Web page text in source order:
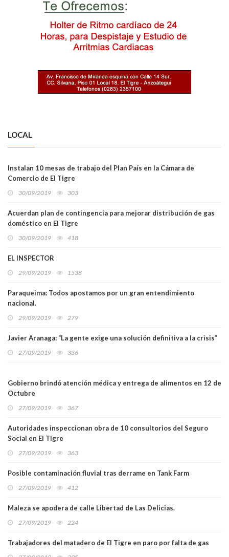
LOCAL
Instalan 10 mesas de trabajo del Plan País en la Cámara de
Comercio de El Tigre
30/09/2019 303
Acuerdan plan de contingencia para mejorar distribución de gas
doméstico en El Tigre
30/09/2019 418
EL INSPECTOR
29/09/2019 1538
Paraqueima: Todos apostamos por un gran entendimiento
nacional.
29/09/2019 279
Javier Aranaga: “La gente exige una solución definitiva a la crisis”
27/09/2019 336
Gobierno brindó atención médica y entrega de alimentos en 12 de
Octubre
27/09/2019 367
Autoridades inspeccionan obra de 10 consultorios del Seguro
Social en El Tigre
27/09/2019 363
Posible contaminación fluvial tras derrame en Tank Farm
27/09/2019 412
Maleza se apodera de calle Libertad de Las Delicias.
27/09/2019 224
Trabajadores del matadero de El Tigre en paro por falta de gas